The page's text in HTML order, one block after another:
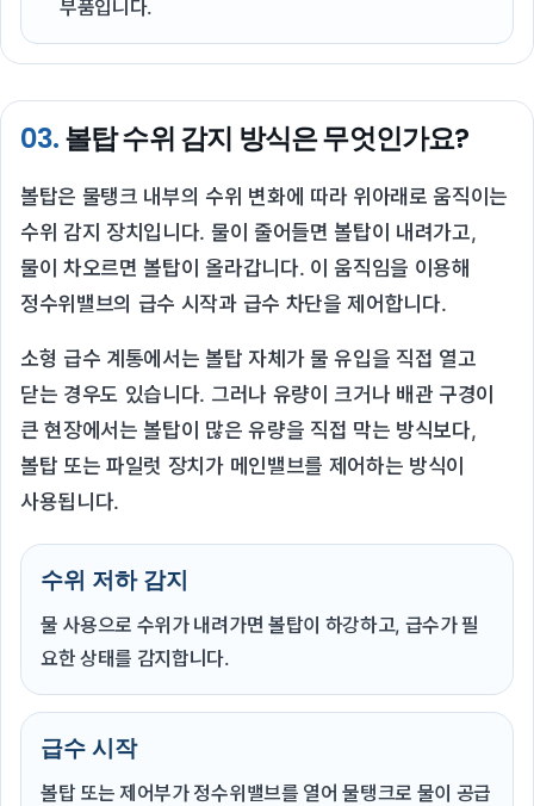
부품입니다.
03.볼탑 수위 감지 방식은 무엇인가요?
볼탑은 물탱크 내부의 수위 변화에 따라 위아래로 움직이는
수위 감지 장치입니다. 물이 줄어들면 볼탑이 내려가고,
물이 차오르면 볼탑이 올라갑니다. 이 움직임을 이용해
정수위밸브의 급수 시작과 급수 차단을 제어합니다.
소형 급수 계통에서는 볼탑 자체가 물 유입을 직접 열고
닫는 경우도 있습니다. 그러나 유량이 크거나 배관 구경이
큰 현장에서는 볼탑이 많은 유량을 직접 막는 방식보다,
볼탑 또는 파일럿 장치가 메인밸브를 제어하는 방식이
사용됩니다.
수위 저하 감지
물 사용으로 수위가 내려가면 볼탑이 하강하고, 급수가 필
요한 상태를 감지합니다.
급수 시작
볼탑 또는 제어부가 정수위밸브를 열어 물탱크로 물이 공급